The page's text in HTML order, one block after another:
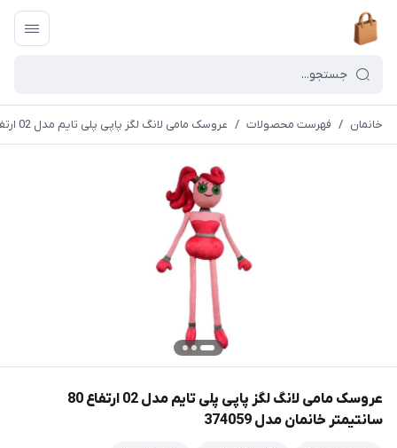
خانمان / فهرست محصولات / عروسک مامی لانگ لگز پاپی پلی تایم مدل 02 ارتفاع 80 سانتیمتر خانمان مدل 374059
عروسک مامی لانگ لگز پاپی پلی تایم مدل 02 ارتفاع 80
سانتیمتر خانمان مدل 374059